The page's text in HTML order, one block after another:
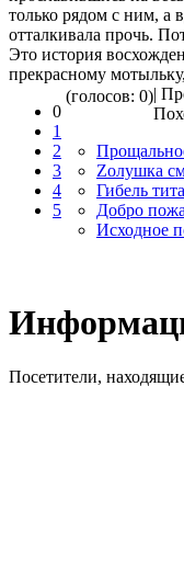
только рядом с ним, а
отталкивала прочь.
Это история
прекрасному
0
1
2
3
4
5
(голосов: 0)|
Zолушка
Гибель
Добро
Исходное
Посетители,